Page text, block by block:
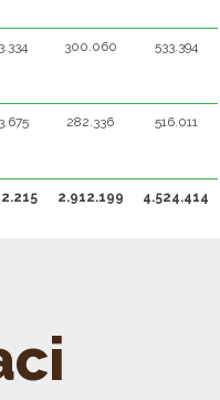
300.060 533.394
282.336 516.011
2.912.199 4.524.414